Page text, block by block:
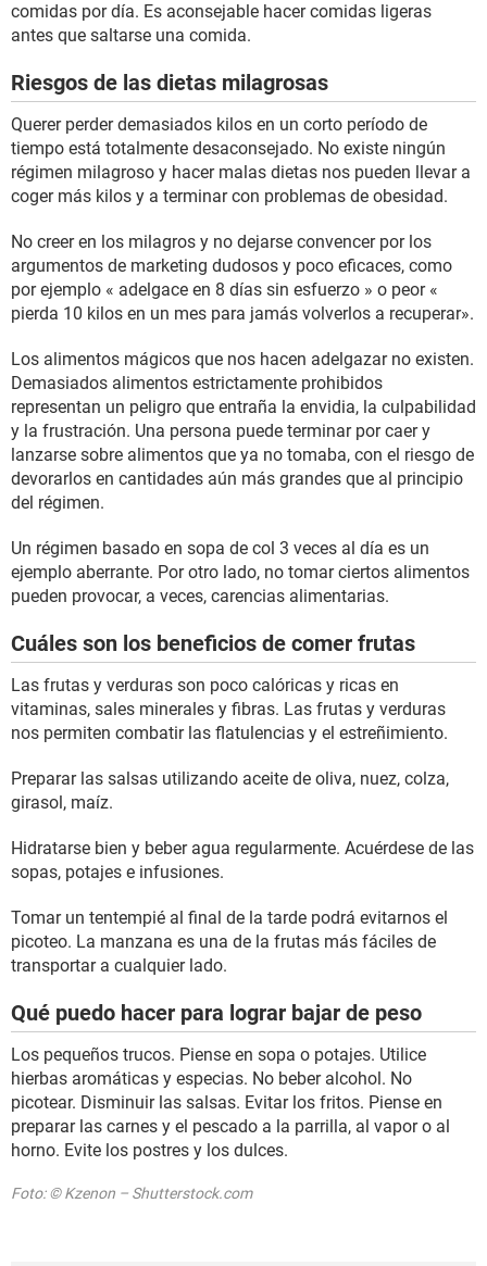
comidas por día. Es aconsejable hacer comidas ligeras
antes que saltarse una comida.
Riesgos de las dietas milagrosas
Querer perder demasiados kilos en un corto período de
tiempo está totalmente desaconsejado. No existe ningún
régimen milagroso y hacer malas dietas nos pueden llevar a
coger más kilos y a terminar con problemas de obesidad.
No creer en los milagros y no dejarse convencer por los
argumentos de marketing dudosos y poco eficaces, como
por ejemplo « adelgace en 8 días sin esfuerzo » o peor «
pierda 10 kilos en un mes para jamás volverlos a recuperar».
Los alimentos mágicos que nos hacen adelgazar no existen.
Demasiados alimentos estrictamente prohibidos
representan un peligro que entraña la envidia, la culpabilidad
y la frustración. Una persona puede terminar por caer y
lanzarse sobre alimentos que ya no tomaba, con el riesgo de
devorarlos en cantidades aún más grandes que al principio
del régimen.
Un régimen basado en sopa de col 3 veces al día es un
ejemplo aberrante. Por otro lado, no tomar ciertos alimentos
pueden provocar, a veces, carencias alimentarias.
Cuáles son los beneficios de comer frutas
Las frutas y verduras son poco calóricas y ricas en
vitaminas, sales minerales y fibras. Las frutas y verduras
nos permiten combatir las flatulencias y el estreñimiento.
Preparar las salsas utilizando aceite de oliva, nuez, colza,
girasol, maíz.
Hidratarse bien y beber agua regularmente. Acuérdese de las
sopas, potajes e infusiones.
Tomar un tentempié al final de la tarde podrá evitarnos el
picoteo. La manzana es una de la frutas más fáciles de
transportar a cualquier lado.
Qué puedo hacer para lograr bajar de peso
Los pequeños trucos. Piense en sopa o potajes. Utilice
hierbas aromáticas y especias. No beber alcohol. No
picotear. Disminuir las salsas. Evitar los fritos. Piense en
preparar las carnes y el pescado a la parrilla, al vapor o al
horno. Evite los postres y los dulces.
Foto: © Kzenon – Shutterstock.com